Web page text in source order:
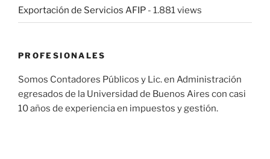
Exportación de Servicios AFIP - 1.881 views
PROFESIONALES
Somos Contadores Públicos y Lic. en Administración
egresados de la Universidad de Buenos Aires con casi
10 años de experiencia en impuestos y gestión.